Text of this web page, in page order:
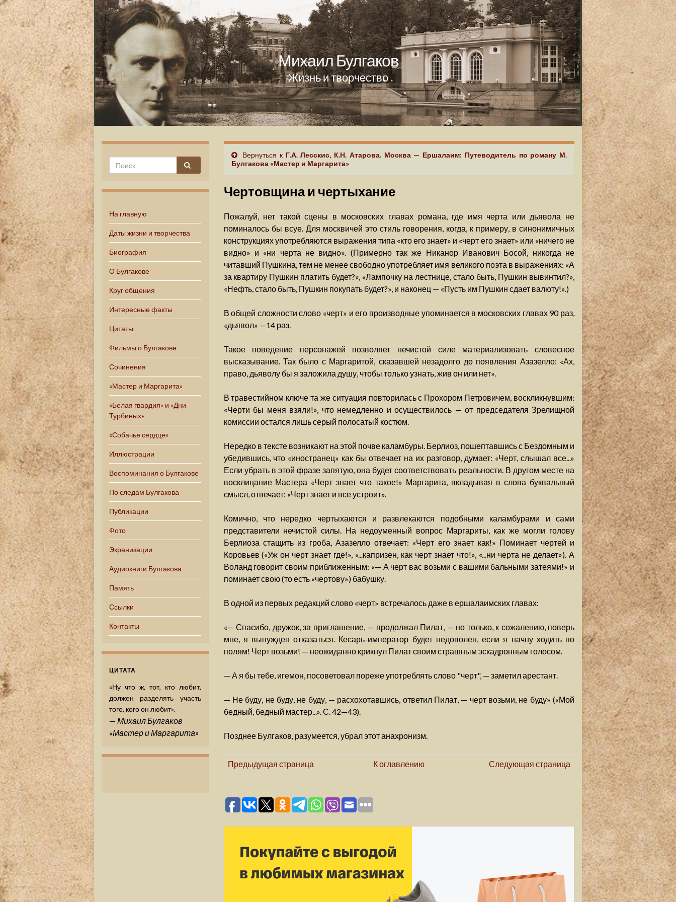
Михаил Булгаков
Жизнь и творчество
На главную
Даты жизни и творчества
Биография
О Булгакове
Круг общения
Интересные факты
Цитаты
Фильмы о Булгакове
Сочинения
«Мастер и Маргарита»
«Белая гвардия» и «Дни
Турбиных»
«Собачье сердце»
Иллюстрации
Воспоминания о Булгакове
По следам Булгакова
Публикации
Фото
Экранизации
Аудиокниги Булгакова
Память
Ссылки
Контакты
ЦИТАТА
«Ну что ж, тот, кто любит,
должен разделять участь
того, кого он любит».
— Михаил Булгаков
«Мастер и Маргарита»
Вернуться к Г.А. Лесскис, К.Н. Атарова. Москва — Ершалаим: Путеводитель по роману М.
Булгакова «Мастер и Маргарита»
Чертовщина и чертыхание
Пожалуй, нет такой сцены в московских главах романа, где имя черта или дьявола не
поминалось бы всуе. Для москвичей это стиль говорения, когда, к примеру, в синонимичных
конструкциях употребляются выражения типа «кто его знает» и «черт его знает» или «ничего не
видно» и «ни черта не видно». (Примерно так же Никанор Иванович Босой, никогда не
читавший Пушкина, тем не менее свободно употребляет имя великого поэта в выражениях: «А
за квартиру Пушкин платить будет?», «Лампочку на лестнице, стало быть, Пушкин вывинтил?»,
«Нефть, стало быть, Пушкин покупать будет?», и наконец — «Пусть им Пушкин сдает валюту!».)
В общей сложности слово «черт» и его производные упоминается в московских главах 90 раз,
«дьявол» —14 раз.
Такое поведение персонажей позволяет нечистой силе материализовать словесное
высказывание. Так было с Маргаритой, сказавшей незадолго до появления Азазелло: «Ах,
право, дьяволу бы я заложила душу, чтобы только узнать, жив он или нет».
В травестийном ключе та же ситуация повторилась с Прохором Петровичем, воскликнувшим:
«Черти бы меня взяли!», что немедленно и осуществилось — от председателя Зрелищной
комиссии остался лишь серый полосатый костюм.
Нередко в тексте возникают на этой почве каламбуры. Берлиоз, пошептавшись с Бездомным и
убедившись, что «иностранец» как бы отвечает на их разговор, думает: «Черт, слышал все...»
Если убрать в этой фразе запятую, она будет соответствовать реальности. В другом месте на
восклицание Мастера «Черт знает что такое!» Маргарита, вкладывая в слова буквальный
смысл, отвечает: «Черт знает и все устроит».
Комично, что нередко чертыхаются и развлекаются подобными каламбурами и сами
представители нечистой силы. На недоуменный вопрос Маргариты, как же могли голову
Берлиоза стащить из гроба, Азазелло отвечает: «Черт его знает как!» Поминает чертей и
Коровьев («Уж он черт знает где!», «...капризен, как черт знает что!», «...ни черта не делает»). А
Воланд говорит своим приближенным: «— А черт вас возьми с вашими бальными затеями!» и
поминает свою (то есть «чертову») бабушку.
В одной из первых редакций слово «черт» встречалось даже в ершалаимских главах:
«— Спасибо, дружок, за приглашение, — продолжал Пилат, — но только, к сожалению, поверь
мне, я вынужден отказаться. Кесарь-император будет недоволен, если я начну ходить по
полям! Черт возьми! — неожиданно крикнул Пилат своим страшным эскадронным голосом.
— А я бы тебе, игемон, посоветовал пореже употреблять слово "черт", — заметил арестант.
— Не буду, не буду, не буду, — расхохотавшись, ответил Пилат, — черт возьми, не буду» («Мой
бедный, бедный мастер...». С. 42—43).
Позднее Булгаков, разумеется, убрал этот анахронизм.
Предыдущая страница К оглавлению Следующая страница